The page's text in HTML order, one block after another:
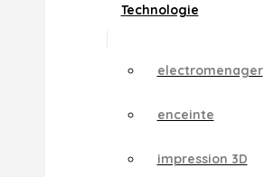
Technologie
electromenager
enceinte
impression 3D